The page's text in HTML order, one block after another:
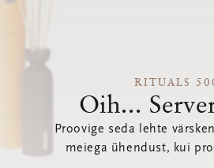
RITUALS
Oih...
Proovige seda lehte
meiega ühendust, kui